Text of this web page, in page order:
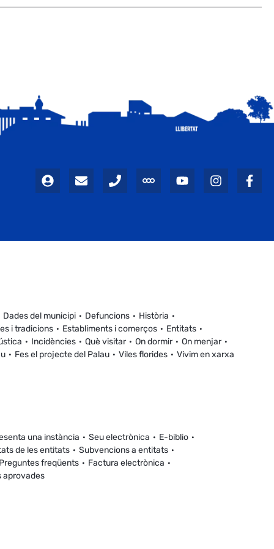
Dades del municipi Defuncions
Història
i tradicions Establiments i comerços
Entitats
Incidències Què visitar On dormir
On menjar
Fes el projecte del Palau Viles florides Vivim en xarxa
una instància Seu electrònica
E-biblio
de les entitats
Subvencions a entitats
Preguntes freqüents
Factura electrònica
aprovades